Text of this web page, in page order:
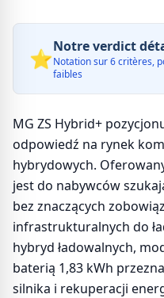
⭐Notre verdict
Notation sur 6 critères,
faibles
MG ZS Hybrid+
odpowiedź na rynek
hybrydowych.
jest do nabywców
bez znaczących
infrastrukturalnych do
hybryd ładowalnych,
baterią 1,83 kWh
silnika i rekuperacji